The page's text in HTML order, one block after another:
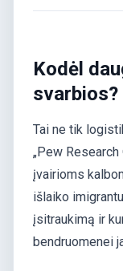
Kodėl
svarbios?
Tai ne tik
„Pew
įvairioms
išlaiko
įsitraukimą ir
bendruomenei